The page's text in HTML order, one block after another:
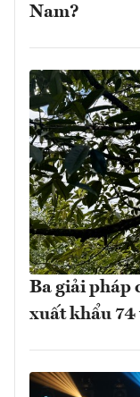
Nam?
Ba giải pháp
xuất khẩu 74